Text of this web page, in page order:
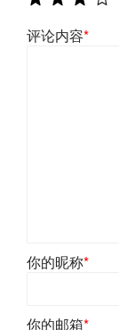
评论内容*
你的昵称*
你的邮箱*